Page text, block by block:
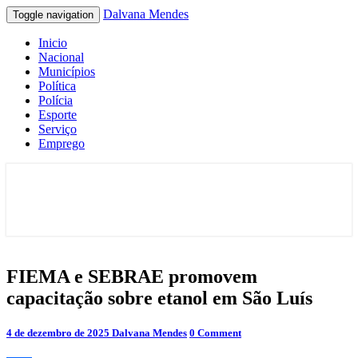
Toggle navigation Dalvana Mendes
Inicio
Nacional
Municípios
Política
Polícia
Esporte
Serviço
Emprego
FIEMA
e
SEBRAE
capacitação
FIEMA e SEBRAE promovem
capacitação sobre etanol em São Luís
4 de dezembro de 2025 Dalvana Mendes Comments
0 Comment